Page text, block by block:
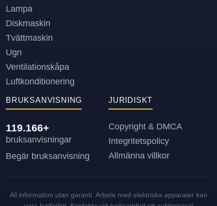
Lampa
Diskmaskin
Tvättmaskin
Ugn
Ventilationskåpa
Luftkonditionering
BRUKSANVISNING
119.166+
bruksanvisningar
Begär bruksanvisning
JURIDISKT
Copyright & DMCA
Integritetspolicy
Allmänna villkor
All information utan garanti. Arbete med elektriska apparater kan